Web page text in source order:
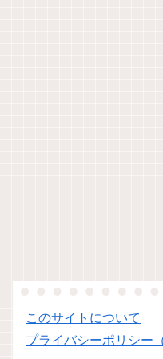
このサイトについて
プライバシーポリシー